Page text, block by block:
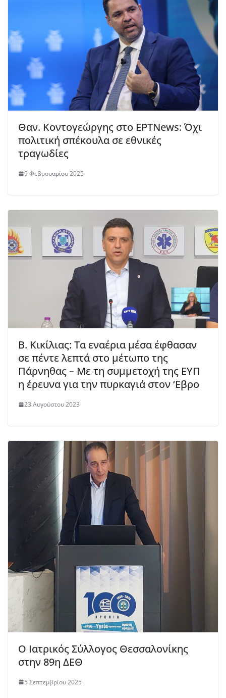
Θαν. Κοντογεώργης στο ΕΡΤNews: Όχι
πολιτική σπέκουλα σε εθνικές
τραγωδίες
9 Φεβρουαρίου 2025
Β. Κικίλιας: Τα εναέρια μέσα έφθασαν
σε πέντε λεπτά στο μέτωπο της
Πάρνηθας – Με τη συμμετοχή της ΕΥΠ
η έρευνα για την πυρκαγιά στον ‘Εβρο
23 Αυγούστου 2023
Ο Ιατρικός Σύλλογος Θεσσαλονίκης
στην 89η ΔΕΘ
5 Σεπτεμβρίου 2025